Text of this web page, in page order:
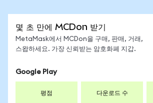
몇 초 만에 MCDon 받기
MetaMask에서 MCDon을 구매, 판매, 거래,
스왑하세요. 가장 신뢰받는 암호화폐 지갑.
Google Play
평점 다운로드 수